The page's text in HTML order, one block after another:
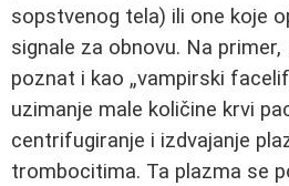
sopstvenog tela) ili one koje
signale za obnovu. Na
poznat i kao „vampirski
uzimanje male količine krvi
centrifugiranje i izdvajanje
trombocitima. Ta plazma se